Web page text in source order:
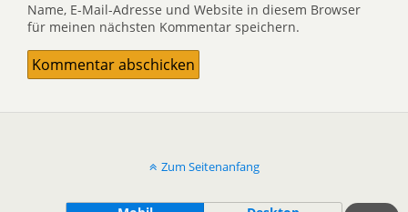
Name, E-Mail-Adresse und Website in diesem Browser
für meinen nächsten Kommentar speichern.
Zum Seitenanfang